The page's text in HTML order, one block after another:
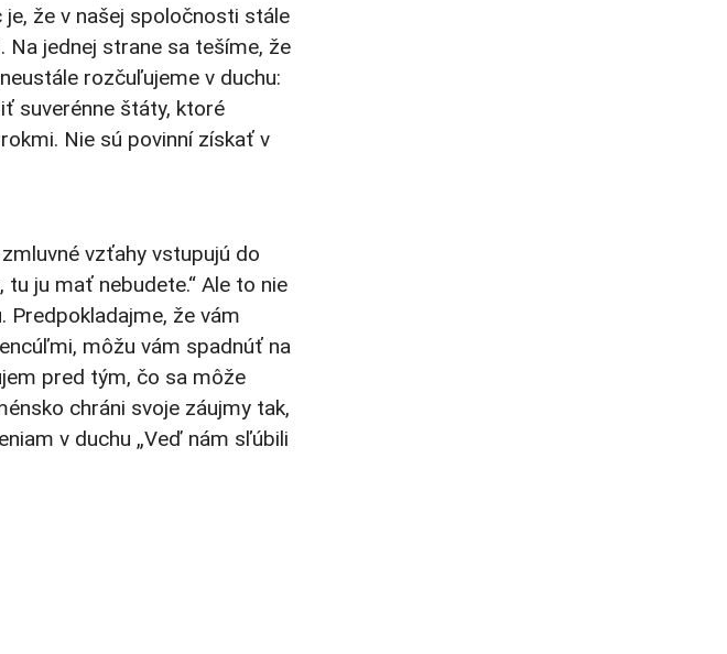
že v našej spoločnosti stále
jednej strane sa tešíme, že
rozčuľujeme v duchu:
suverénne štáty, ktoré
Nie sú povinní získať v
vzťahy vstupujú do
ju mať nebudete.“ Ale to nie
že vám
môžu vám spadnúť na
pred tým, čo sa môže
chráni svoje záujmy tak,
v duchu „Veď nám sľúbili